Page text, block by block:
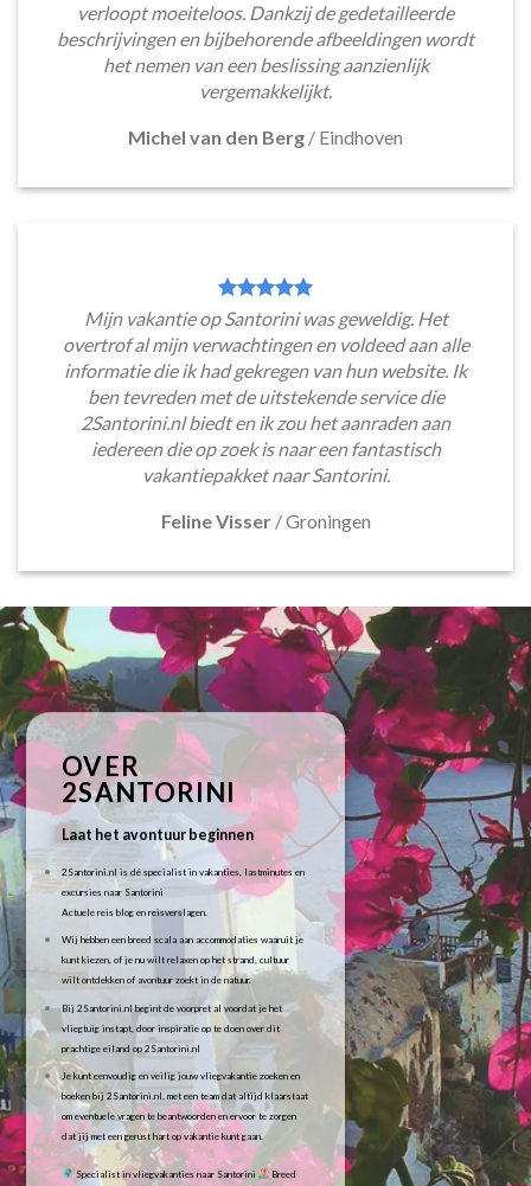
verloopt moeiteloos. Dankzij de gedetailleerde
beschrijvingen en bijbehorende afbeeldingen wordt
het nemen van een beslissing aanzienlijk
vergemakkelijkt.
Michel van den Berg / Eindhoven
Mijn vakantie op Santorini was geweldig. Het
overtrof al mijn verwachtingen en voldeed aan alle
informatie die ik had gekregen van hun website. Ik
ben tevreden met de uitstekende service die
2Santorini.nl biedt en ik zou het aanraden aan
iedereen die op zoek is naar een fantastisch
vakantiepakket naar Santorini.
Feline Visser /Groningen
OVER
2SANTORINI
Laat het avontuur beginnen
2Santorini.nl is dé specialist in vakanties, lastminutes en
excursies naar Santorini
Actuele reis blog en reisverslagen.
Wij hebben een breed scala aan accommodaties waaruit je
kunt kiezen, of je nu wilt relaxen op het strand, cultuur
wilt ontdekken of avontuur zoekt in de natuur.
Bij 2Santorini.nl begint de voorpret al voordat je het
vliegtuig instapt, door inspiratie op te doen over dit
prachtige eiland op 2Santorini.nl
Je kunt eenvoudig en veilig jouw vliegvakantie zoeken en
boeken bij 2Santorini.nl, met een team dat altijd klaarstaat
om eventuele vragen te beantwoorden en ervoor te zorgen
dat jij met een gerust hart op vakantie kunt gaan.
Specialist in vliegvakanties naar Santorini
Breed